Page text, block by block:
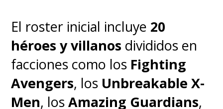
El roster inicial incluye 20
héroes y villanos divididos en
facciones como los Fighting
Avengers, los Unbreakable X-
Men, losAmazing Guardians,